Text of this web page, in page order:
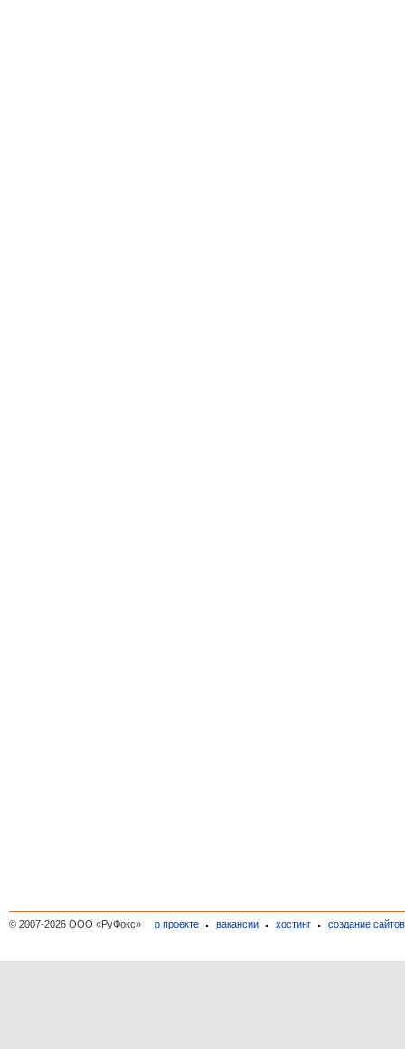
© 2007-2026 ООО «РуФокс» о проекте вакансии хостинг создание сайтов